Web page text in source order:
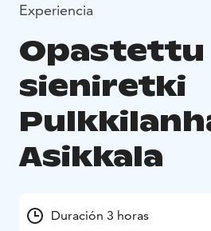
Experiencia
Opastettu
sieniretki
Asikkala
Duración 3 horas